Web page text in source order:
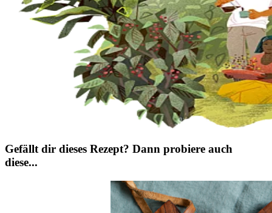
Gefällt dir dieses Rezept? Dann probiere auch
diese...